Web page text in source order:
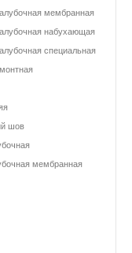
мембранная
набухающая
специальная
шов
мембранная